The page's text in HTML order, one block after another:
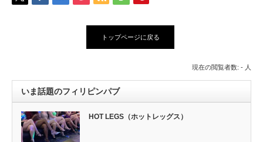
トップページに戻る
現在の閲覧者数: - 人
いま話題のフィリピンパブ
HOT LEGS（ホットレッグス）